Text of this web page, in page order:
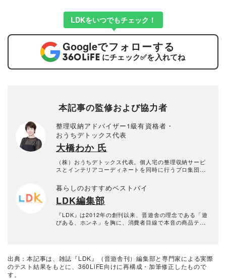
LDKをいつでもチェック！
Googleでフォローする
にチェック✅を入れてね
本記事の監修および協力者
整理収納アドバイザー1級有資格者・
おうちデトックス代表
大橋わか 氏
（株）おうちデトックス代表。個人宅の整理収納サービ
スとインテリアコーディネートを同時に行うプロ集団。
者。年間約1000回以上のお片づけに悩む個人宅の整理収
納サービス実績あり。
暮らしのおすすめベストバイ
LDK編集部
『LDK』は2012年の創刊以来、晋遊舎の理念である「遊
びある、ホンネ」を胸に、消費者目線で本音の商品テス
て見つけた「本当に良いもの」と「お役立ち情報」を厳
選してあなたにお届け。編集長・高橋咲彩を中心に、11
出典：本記事は、雑誌『LDK』（晋遊舎刊）編集部と専門家による実際
のテスト結果をもとに、360LiFE向けに再構成・加筆修正したもので
す。